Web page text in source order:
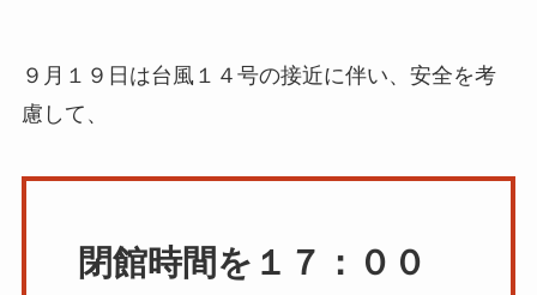
９月１９日は台風１４号の接近に伴い、安全を考
慮して、
閉館時間を１７：００